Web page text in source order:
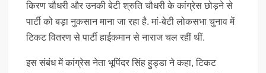
किरण चौधरी और उनकी बेटी श्रुति चौधरी के कांग्रेस छोड़ने से
पार्टी को बड़ा नुकसान माना जा रहा है. मां-बेटी लोकसभा चुनाव में
टिकट वितरण से पार्टी हाईकमान से नाराज चल रहीं थीं.
इस संबंध में कांग्रेस नेता भूपिंदर सिंह हुड्डा ने कहा, टिकट